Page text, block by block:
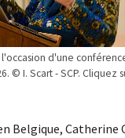
d'une
© I. Scart - SCP. Cliquez
Belgique,